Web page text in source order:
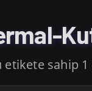
etikete sahip 1